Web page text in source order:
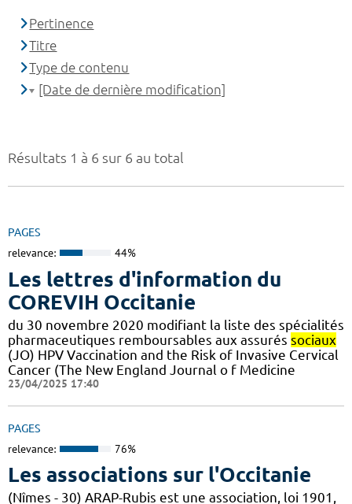
Résultats 1 à 6 sur 6 au total
PAGES
relevance: 44%
Les lettres d'information du
COREVIH Occitanie
du 30 novembre 2020 modifiant la liste des spécialités
pharmaceutiques remboursables aux assurés sociaux
(JO) HPV Vaccination and the Risk of Invasive Cervical
Cancer (The New England Journal o f Medicine
23/04/2025 17:40
PAGES
relevance: 76%
Les associations sur l'Occitanie
(Nîmes - 30) ARAP-Rubis est une association, loi 1901,
Pertinence
Titre
Type de contenu
[Date de dernière modification]